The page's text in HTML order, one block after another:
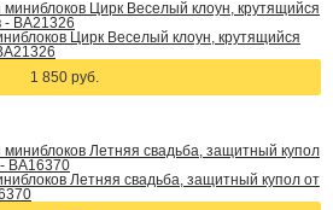
Цирк Веселый клоун, крутящийся
1 850 руб.
Летняя свадьба, защитный купол от